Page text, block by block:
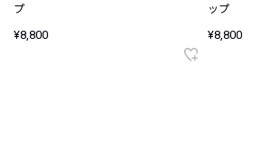
プ
¥8,800
ップ
¥8,800